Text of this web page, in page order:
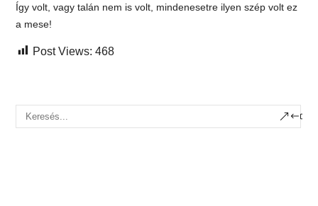
Így volt, vagy talán nem is volt, mindenesetre ilyen szép volt ez
a mese!
Post Views: 468